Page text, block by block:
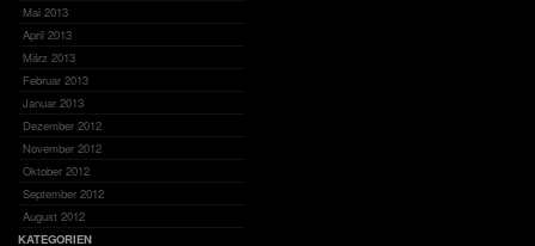
Mai 2013
April 2013
März 2013
Februar 2013
Januar 2013
Dezember 2012
November 2012
Oktober 2012
September 2012
August 2012
KATEGORIEN